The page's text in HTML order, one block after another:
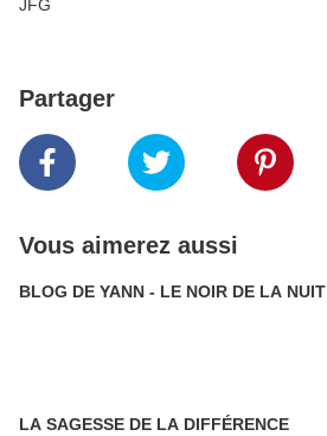
JFG
Partager
Vous aimerez aussi
BLOG DE YANN - LE NOIR DE LA NUIT
LA SAGESSE DE LA DIFFÉRENCE